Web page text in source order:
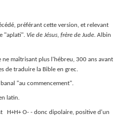
préférant cette version, et relevant
"aplati". Vie de Jésus, frère de Jude. Albin
maîtrisant plus l'hébreu, 300 ans avant
de traduire la Bible en grec.
"au commencement".
latin.
H+H+ O- - donc dipolaire, positive d'un